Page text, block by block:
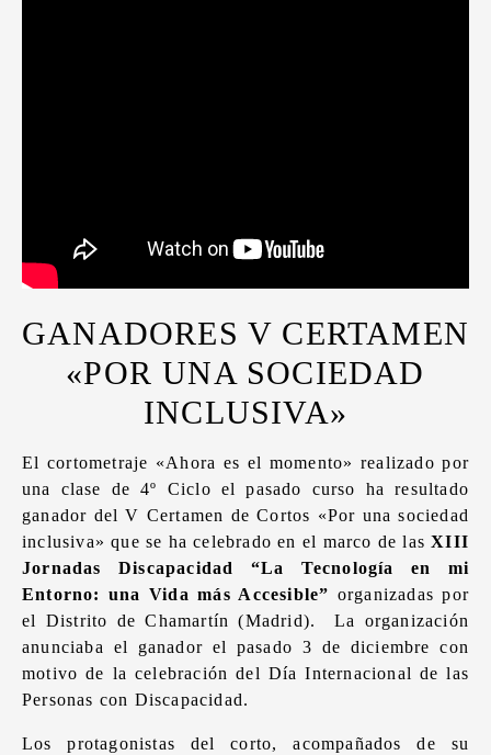
GANADORES V CERTAMEN
«POR UNA SOCIEDAD
INCLUSIVA»
El cortometraje «Ahora es el momento» realizado por
una clase de 4º Ciclo el pasado curso ha resultado
ganador del V Certamen de Cortos «Por una sociedad
inclusiva» que se ha celebrado en el marco de lasXIII
Jornadas Discapacidad “La Tecnología en mi
Entorno: una Vida más Accesible” organizadas por
el Distrito de Chamartín (Madrid). La organización
anunciaba el ganador el pasado 3 de diciembre con
motivo de la celebración del Día Internacional de las
Personas con Discapacidad.
Los protagonistas del corto, acompañados de su